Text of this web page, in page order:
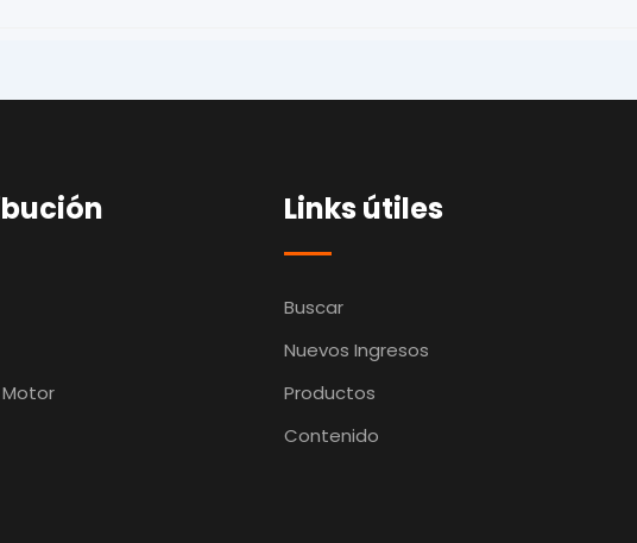
Links útiles
Buscar
Nuevos Ingresos
Productos
Contenido